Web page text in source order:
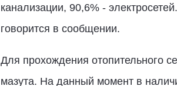
канализации, 90,6% -
говорится в сообщении.
Для прохождения отопительного
мазута. На данный момент в